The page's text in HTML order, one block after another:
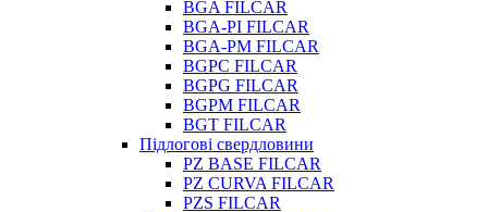
BGA FILCAR
BGA-PI FILCAR
BGA-PM FILCAR
BGPC FILCAR
BGPG FILCAR
BGPM FILCAR
BGT FILCAR
Підлогові свердловини
PZ BASE FILCAR
PZ CURVA FILCAR
PZS FILCAR